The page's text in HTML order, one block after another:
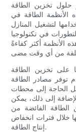
حلول تخزين الطاقة
الأنظمة الطاقة في
لتشغيل المنازل
في تكنولوجيا
الأنظمة أكثر كفاءةً
على تخزين الطاقة
توفر مصادر الطاقة
الحاجة إلى محطات
إلى ذلك، يمكن
الطاقة الفائضة من
خلال فترات انخفاض
إنتاج الطاقة.